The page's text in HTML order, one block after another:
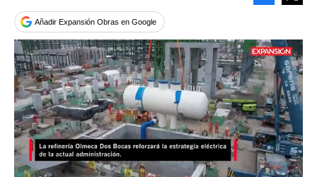
Añadir Expansión Obras en Google